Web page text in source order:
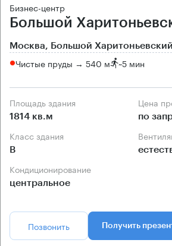
Бизнес-центр
Большой
Москва, Большой
Чистые пруды → 540 м ~5 мин
Площадь здания
1814 кв.м
Цена
по
Класс здания
B
Кондиционирование
центральное
Позвонить Получить